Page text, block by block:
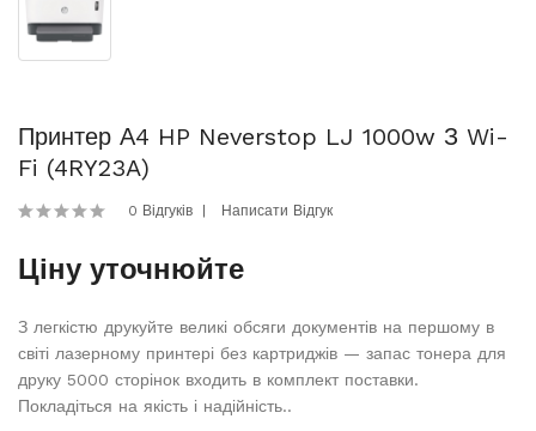
Принтер А4 HP Neverstop LJ 1000w З Wi-
Fi (4RY23A)
0 Відгуків Написати Відгук
Ціну уточнюйте
З легкістю друкуйте великі обсяги документів на першому в
світі лазерному принтері без картриджів — запас тонера для
друку 5000 сторінок входить в комплект поставки.
Покладіться на якість і надійність..